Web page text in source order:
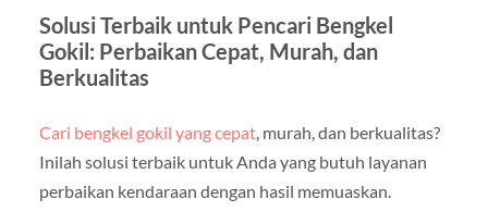
Solusi Terbaik untuk Pencari Bengkel
Gokil: Perbaikan Cepat, Murah, dan
Berkualitas
Cari bengkel gokil yang cepat, murah, dan berkualitas?
Inilah solusi terbaik untuk Anda yang butuh layanan
perbaikan kendaraan dengan hasil memuaskan.